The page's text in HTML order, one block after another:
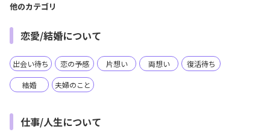
他のカテゴリ
恋愛/結婚について
出会い待ち 恋の予感 片想い 両想い 復活待ち
結婚 夫婦のこと
仕事/人生について